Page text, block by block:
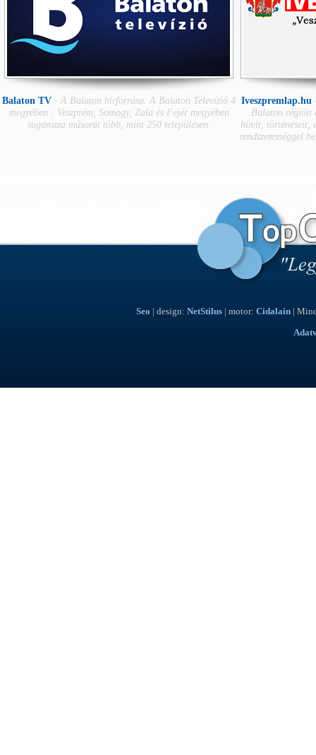
Balaton TV - A Balaton hírforrása. A Balaton Televízió 4
megyében : Veszprém, Somogy, Zala és Fejér megyében
sugározza műsorát több, mint 250 településen.
Iveszpremlap.hu
Balaton régióit
híreit, történéseit,
rendszerességgel
Seo | design: NetStilus | motor: Cidalain |